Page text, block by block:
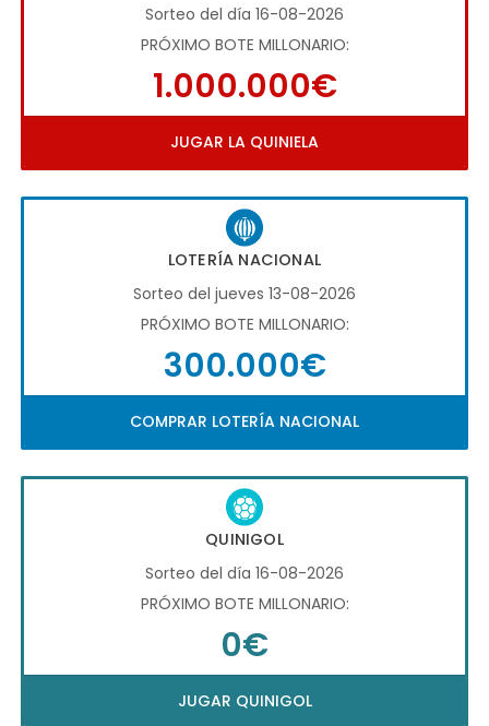
Sorteo del día 16-08-2026
PRÓXIMO BOTE MILLONARIO:
1.000.000€
JUGAR LA QUINIELA
LOTERÍA NACIONAL
Sorteo del jueves 13-08-2026
PRÓXIMO BOTE MILLONARIO:
300.000€
COMPRAR LOTERÍA NACIONAL
QUINIGOL
Sorteo del día 16-08-2026
PRÓXIMO BOTE MILLONARIO:
0€
JUGAR QUINIGOL